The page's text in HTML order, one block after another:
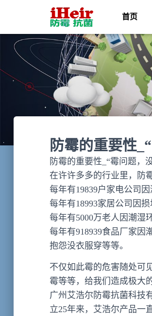
首页
防霉的重要性
防霉的重要性_“霉问题，
在许许多多的行业里，防
每年有19839户家电公司因
每年有18993家居公司因
每年有5000万老人因潮湿
每年有918939食品厂家因
抱怨没衣服穿等等。
不仅如此霉的危害随处可
霉等等，给我们造成极大
广州艾浩尔防霉抗菌科技
立25年来，艾浩尔产品一